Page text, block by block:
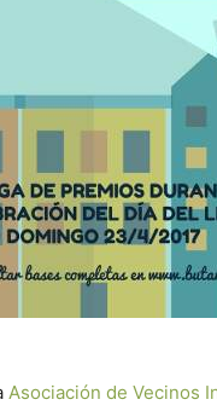
Asociación de Vecinos